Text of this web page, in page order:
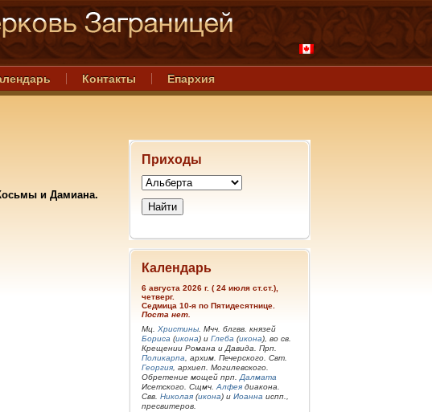
Контакты Епархия
Приходы
Календарь
6 августа 2026 г. ( 24 июля ст.ст.),
четверг.
Седмица 10-я по Пятидесятнице.
Поста нет.
Мц. Христины . Мчч. блгвв. князей
Бориса (икона) и Глеба (икона), во св.
Крещении Романа и Давида. Прп.
Поликарпа , архим. Печерского. Свт.
Георгия , архиеп. Могилевского.
Обретение мощей прп. Далмата
Исетского. Сщмч. Алфея диакона.
Свв. Николая (икона) и Иоанна испп.,
пресвитеров.
и Дамиана.